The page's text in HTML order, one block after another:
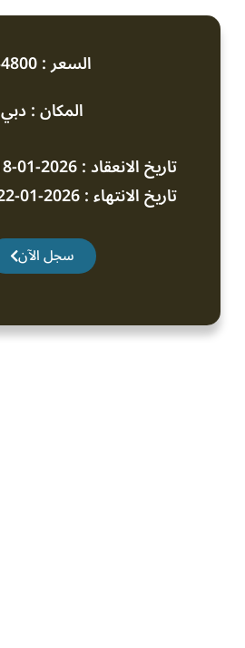
السعر : 4800$
المكان : دبي
تاريخ الانعقاد : 2026-01-18
تاريخ الانتهاء : 2026-01-22
سجل الآن